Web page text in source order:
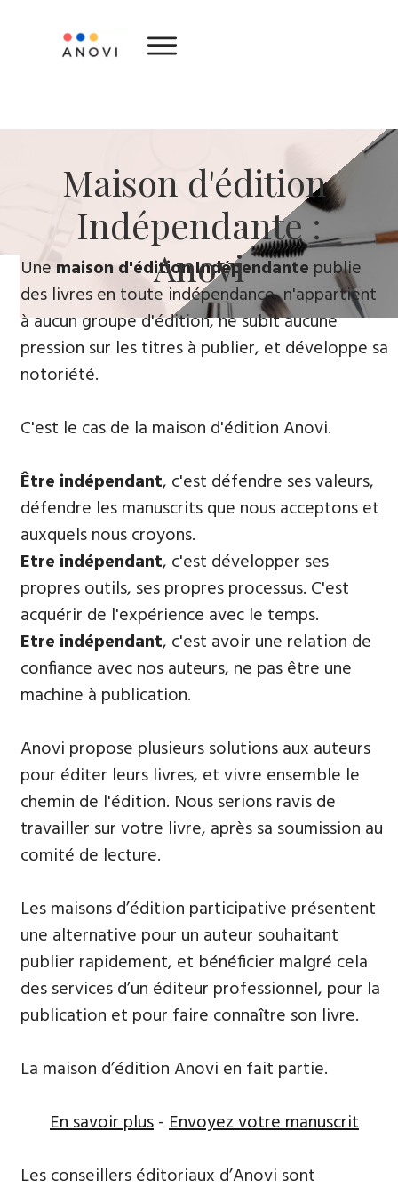
​Maison d'édition ​
Indépendante :
Anovi
​Une maison d'édition Indépendante publie
des livres en toute indépendance, n'appartient
à aucun groupe d'édition, ne subit aucune
pression sur les titres à publier, et développe sa
notoriété.
​C'est le cas de la maison d'édition Anovi.
Être indépendant, c'est défendre ses valeurs,
défendre les manuscrits que nous acceptons et
auxquels nous croyons.
Etre indépendant, c'est développer ses
propres outils, ses propres processus. C'est
acquérir de l'expérience avec le temps.
Etre indépendant, c'est avoir une relation de
confiance avec nos auteurs, ne pas être une
machine à publication.
Anovi propose plusieurs solutions aux auteurs
pour éditer leurs livres, et vivre ensemble le
chemin de l'édition. Nous serions ravis de
travailler sur votre livre, après sa soumission au
comité de lecture.
Les maisons d’édition participative présentent
une alternative pour un auteur souhaitant
publier rapidement, et bénéficier malgré cela
des services d’un éditeur professionnel, pour la
publication et pour faire connaître son livre.
La maison d’édition Anovi en fait partie.
En savoir plus-Envoyez votre manuscrit
Les conseillers éditoriaux d’Anovi sont